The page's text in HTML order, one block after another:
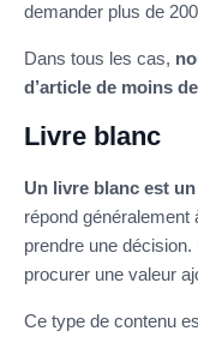
demander plus de
Dans tous les cas,
d’article de moins
Livre blanc
Un livre blanc est
répond généralement
prendre une décision.
procurer une valeur
Ce type de contenu